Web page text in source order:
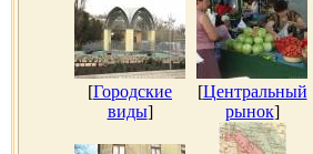
[Городские
виды]
[Центральный
рынок]